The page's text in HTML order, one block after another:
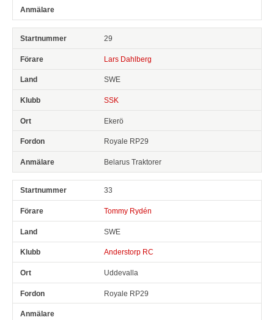
29
Lars Dahlberg
SWE
SSK
Ekerö
Royale RP29
Belarus Traktorer
33
Tommy Rydén
SWE
Anderstorp RC
Uddevalla
Royale RP29